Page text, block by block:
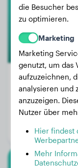
Gewicht:
Alter:
Geschlecht:
die Besucher
zu optimieren.
Marketing
Marketing
genutzt, um das
aufzuzeichnen,
analysieren und
anzuzeigen.
Nutzer über
Hier findest
Mehr